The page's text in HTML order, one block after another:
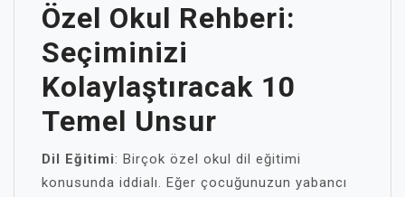
Özel Okul Rehberi:
Seçiminizi
Kolaylaştıracak 10
Temel Unsur
Dil Eğitimi: Birçok özel okul dil eğitimi
konusunda iddialı. Eğer çocuğunuzun yabancı